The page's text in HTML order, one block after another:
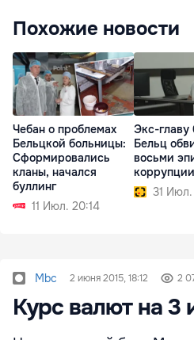
Похожие новости
Чебан о проблемах
Бельцкой больницы:
Сформировались
кланы, начался
буллинг
11 Июл. 20:14
Экс-главу
Бельц
восьми
коррупции
31
Mbc 2 июня 2015, 18:12 2
Курс валют на 3